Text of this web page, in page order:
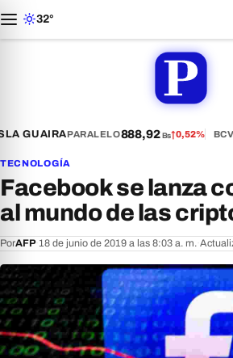
32°
GUAIRAPARALELO888,92Bs↑0,52% BCV
TECNOLOGÍA
Facebook se lanza
al mundo de las
PorAFP· 18 de junio de 2019 a las 8:03 a. m.